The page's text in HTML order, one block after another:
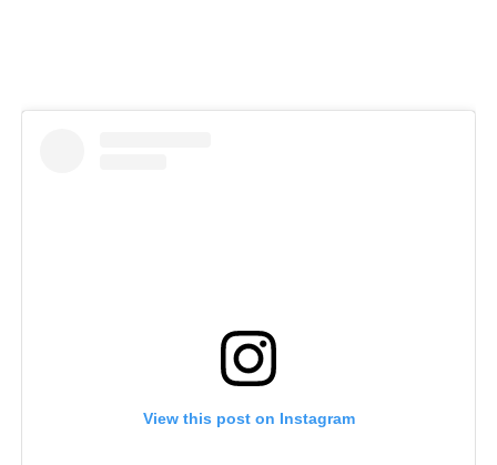
View this post on Instagram